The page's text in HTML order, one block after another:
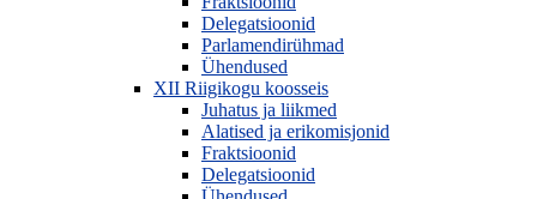
Delegatsioonid
Parlamendirühmad
Ühendused
XII Riigikogu koosseis
Juhatus ja liikmed
Alatised ja erikomisjonid
Fraktsioonid
Delegatsioonid